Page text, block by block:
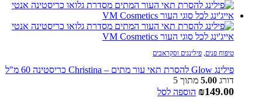
טיפוח פנים, פילינגים וסקראבים
פילינג Glow להסרת תאי עור מתים – Christina כריסטינה 60 מ"ל
דורג 5.00 מתוך 5
₪149.00 הוספה לסל